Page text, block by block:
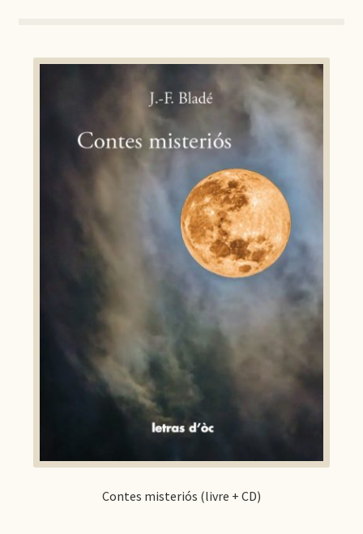
Contes misteriós (livre + CD)